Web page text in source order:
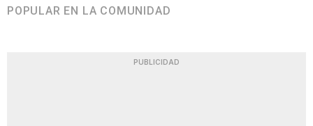
POPULAR EN LA COMUNIDAD
PUBLICIDAD